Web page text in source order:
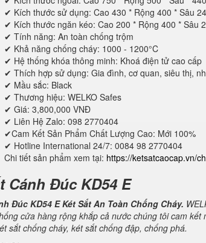
✔ Kích thước sử dụng: Cao 430 * Rộng 400 * Sâu
✔ Kích thước ngăn kéo: Cao 200 * Rộng 400 * Sâu
✔ Tính năng: An toàn chống trộm
✔ Khả năng chống cháy: 1000 - 1200°C
✔ Hệ thống khóa thông minh: Khoá điện tử cao cấp
✔ Thích hợp sử dụng: Gia đình, cơ quan, siêu thị,
✔ Mầu sắc: Black
✔ Thương hiệu: WELKO Safes
✔ Giá: 3,800,000 VNĐ
✔ Liên Hệ Zalo: 098 2770404
✔Cam Kết Sản Phẩm Chất Lượng Cao: Mới 100%
✔ Hotline International 24/7: 0084 98 2770404
Chi tiết sản phẩm xem tại: https://ketsatcaocap.vn/
Cánh Đúc KD54 E
Đúc KD54 E Két Sắt An Toàn Chống Cháy.
cửa hàng rộng khắp cả nước chúng tôi cam
sắt chống cháy, két sắt chống đập, chống phá.